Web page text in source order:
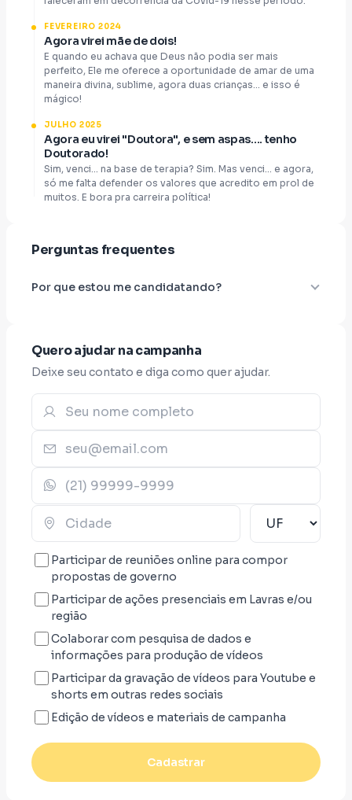
FEVEREIRO 2024
Agora virei mãe de dois!
E quando eu achava que Deus não podia ser mais
perfeito, Ele me oferece a oportunidade de amar de uma
maneira divina, sublime, agora duas crianças... e isso é
mágico!
JULHO 2025
Agora eu virei "Doutora", e sem aspas.... tenho
Doutorado!
Sim, venci... na base de terapia? Sim. Mas venci... e agora,
só me falta defender os valores que acredito em prol de
muitos. E bora pra carreira política!
Perguntas frequentes
Por que estou me candidatando?
Quero ajudar na campanha
Deixe seu contato e diga como quer ajudar.
Participar de reuniões online para compor
propostas de governo
Participar de ações presenciais em Lavras e/ou
região
Colaborar com pesquisa de dados e
informações para produção de vídeos
Participar da gravação de vídeos para Youtube e
shorts em outras redes sociais
Edição de vídeos e materiais de campanha
Cadastrar